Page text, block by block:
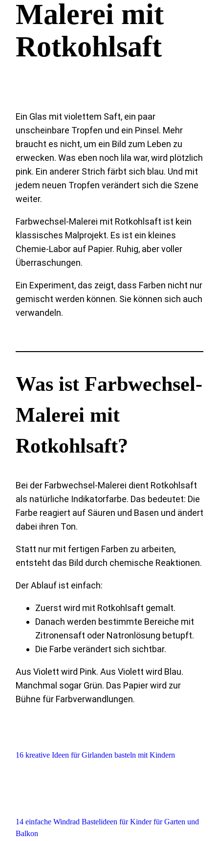
Malerei mit
Rotkohlsaft
Ein Glas mit violettem Saft, ein paar
unscheinbare Tropfen und ein Pinsel. Mehr
braucht es nicht, um ein Bild zum Leben zu
erwecken. Was eben noch lila war, wird plötzlich
pink. Ein anderer Strich färbt sich blau. Und mit
jedem neuen Tropfen verändert sich die Szene
weiter.
Farbwechsel-Malerei mit Rotkohlsaft ist kein
klassisches Malprojekt. Es ist ein kleines
Chemie-Labor auf Papier. Ruhig, aber voller
Überraschungen.
Ein Experiment, das zeigt, dass Farben nicht nur
gemischt werden können. Sie können sich auch
verwandeln.
Was ist Farbwechsel-
Malerei mit
Rotkohlsaft?
Bei der Farbwechsel-Malerei dient Rotkohlsaft
als natürliche Indikatorfarbe. Das bedeutet: Die
Farbe reagiert auf Säuren und Basen und ändert
dabei ihren Ton.
Statt nur mit fertigen Farben zu arbeiten,
entsteht das Bild durch chemische Reaktionen.
Der Ablauf ist einfach:
Zuerst wird mit Rotkohlsaft gemalt.
Danach werden bestimmte Bereiche mit
Zitronensaft oder Natronlösung betupft.
Die Farbe verändert sich sichtbar.
Aus Violett wird Pink. Aus Violett wird Blau.
Manchmal sogar Grün. Das Papier wird zur
Bühne für Farbverwandlungen.
16 kreative Ideen für Girlanden basteln mit Kindern
14 einfache Windrad Bastelideen für Kinder für Garten und
Balkon